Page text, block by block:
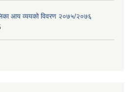
आय व्ययको विवरण २०७५/२०७६